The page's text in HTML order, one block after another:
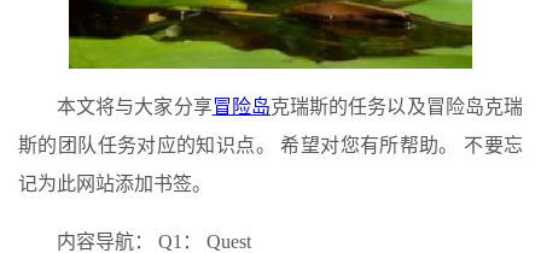
本文将与大家分享冒险岛克瑞斯的任务以及冒险岛克瑞
斯的团队任务对应的知识点。 希望对您有所帮助。 不要忘
记为此网站添加书签。
内容导航： Q1： Quest